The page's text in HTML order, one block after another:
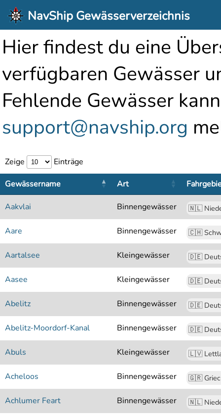
NavShip Gewässerverzeichnis
Hier findest du eine
verfügbaren Gewässer
Fehlende Gewässer
support@navship.org
Zeige Einträge
Gewässername Art
Aakvlai Binnengewässer 🇳🇱
Aare Binnengewässer 🇨🇭
Aartalsee Kleingewässer 🇩🇪
Aasee Kleingewässer 🇩🇪
Abelitz Binnengewässer 🇩🇪
Abelitz-Moordorf-Kanal Binnengewässer 🇩🇪
Abuls Kleingewässer 🇱🇻
Acheloos Binnengewässer 🇬🇷
Achlumer Feart Binnengewässer 🇳🇱